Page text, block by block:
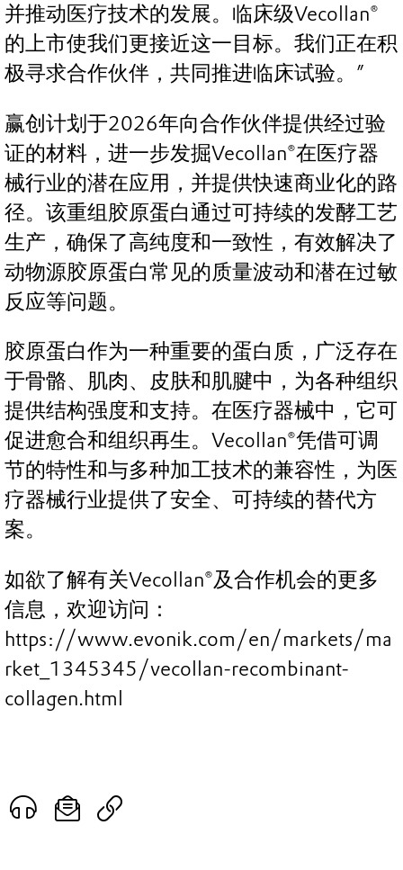
并推动医疗技术的发展。临床级Vecollan®
的上市使我们更接近这一目标。我们正在积
极寻求合作伙伴，共同推进临床试验。”
赢创计划于2026年向合作伙伴提供经过验
证的材料，进一步发掘Vecollan®在医疗器
械行业的潜在应用，并提供快速商业化的路
径。该重组胶原蛋白通过可持续的发酵工艺
生产，确保了高纯度和一致性，有效解决了
动物源胶原蛋白常见的质量波动和潜在过敏
反应等问题。
胶原蛋白作为一种重要的蛋白质，广泛存在
于骨骼、肌肉、皮肤和肌腱中，为各种组织
提供结构强度和支持。在医疗器械中，它可
促进愈合和组织再生。Vecollan®凭借可调
节的特性和与多种加工技术的兼容性，为医
疗器械行业提供了安全、可持续的替代方
案。
如欲了解有关Vecollan®及合作机会的更多
信息，欢迎访问：
https://www.evonik.com/en/markets/ma
rket_1345345/vecollan-recombinant-
collagen.html